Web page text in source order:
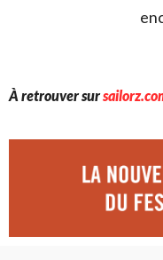
À retrouver sur